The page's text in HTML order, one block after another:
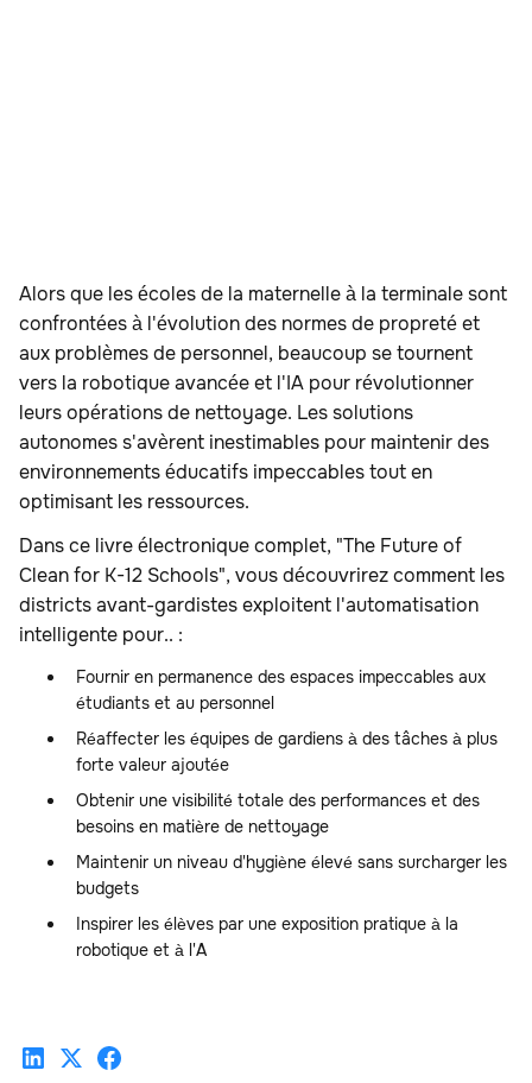
Alors que les écoles de la maternelle à la terminale sont
confrontées à l'évolution des normes de propreté et
aux problèmes de personnel, beaucoup se tournent
vers la robotique avancée et l'IA pour révolutionner
leurs opérations de nettoyage. Les solutions
autonomes s'avèrent inestimables pour maintenir des
environnements éducatifs impeccables tout en
optimisant les ressources.
Dans ce livre électronique complet, "The Future of
Clean for K-12 Schools", vous découvrirez comment les
districts avant-gardistes exploitent l'automatisation
intelligente pour.. :
Fournir en permanence des espaces impeccables aux
étudiants et au personnel
Réaffecter les équipes de gardiens à des tâches à plus
forte valeur ajoutée
Obtenir une visibilité totale des performances et des
besoins en matière de nettoyage
Maintenir un niveau d'hygiène élevé sans surcharger les
budgets
Inspirer les élèves par une exposition pratique à la
robotique et à l'A